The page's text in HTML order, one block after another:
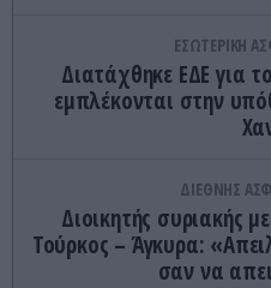
ΕΣΩΤΕΡΙΚΗ
Διατάχθηκε ΕΔΕ για
εμπλέκονται στην
ΔΙΕΘΝΗΣ
Διοικητής συριακής
Τούρκος – Άγκυρα:
σαν να